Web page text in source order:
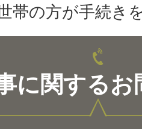
帯の方が手続き
に関するお